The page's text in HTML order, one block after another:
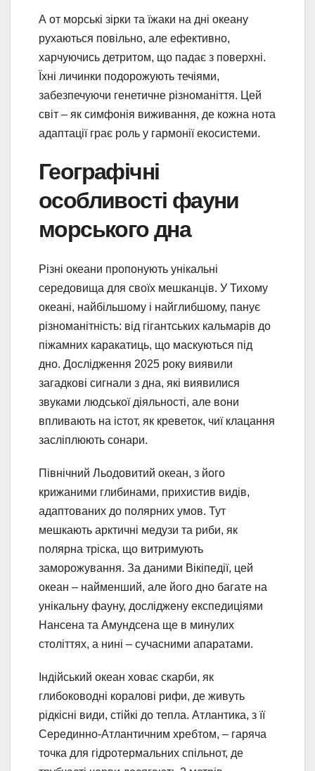
А от морські зірки та їжаки на дні океану
рухаються повільно, але ефективно,
харчуючись детритом, що падає з поверхні.
Їхні личинки подорожують течіями,
забезпечуючи генетичне різноманіття. Цей
світ – як симфонія виживання, де кожна нота
адаптації грає роль у гармонії екосистеми.
Географічні
особливості фауни
морського дна
Різні океани пропонують унікальні
середовища для своїх мешканців. У Тихому
океані, найбільшому і найглибшому, панує
різноманітність: від гігантських кальмарів до
піжамних каракатиць, що маскуються під
дно. Дослідження 2025 року виявили
загадкові сигнали з дна, які виявилися
звуками людської діяльності, але вони
впливають на істот, як креветок, чиї клацання
засліплюють сонари.
Північний Льодовитий океан, з його
крижаними глибинами, прихистив видів,
адаптованих до полярних умов. Тут
мешкають арктичні медузи та риби, як
полярна тріска, що витримують
заморожування. За даними Вікіпедії, цей
океан – найменший, але його дно багате на
унікальну фауну, досліджену експедиціями
Нансена та Амундсена ще в минулих
століттях, а нині – сучасними апаратами.
Індійський океан ховає скарби, як
глибоководні коралові рифи, де живуть
рідкісні види, стійкі до тепла. Атлантика, з її
Серединно-Атлантичним хребтом, – гаряча
точка для гідротермальних спільнот, де